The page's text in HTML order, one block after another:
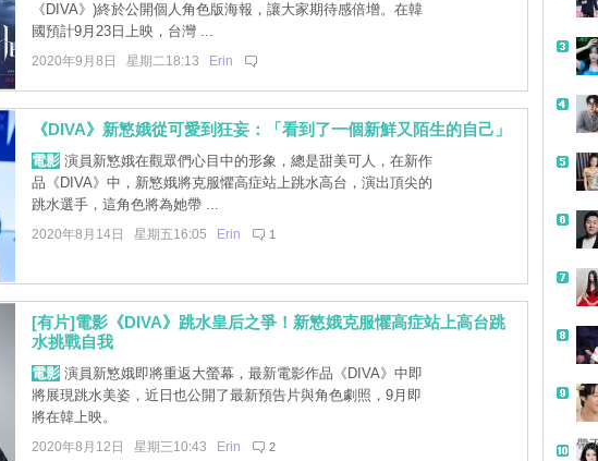
《DIVA》)終於公開個人角色版海報，讓大家期待感倍增。在韓
國預計9月23日上映，台灣 ...
2020年9月8日 星期二18:13 Erin
《DIVA》新慜娥從可愛到狂妄：「看到了一個新鮮又陌生的自己」
電影演員新慜娥在觀眾們心目中的形象，總是甜美可人，在新作
品《DIVA》中，新慜娥將克服懼高症站上跳水高台，演出頂尖的
跳水選手，這角色將為她帶 ...
2020年8月14日 星期五16:05 Erin 1
[有片]電影《DIVA》跳水皇后之爭！新慜娥克服懼高症站上高台跳
水挑戰自我
電影演員新慜娥即將重返大螢幕，最新電影作品《DIVA》中即
將展現跳水美姿，近日也公開了最新預告片與角色劇照，9月即
將在韓上映。
2020年8月12日 星期三10:43 Erin 2 帶